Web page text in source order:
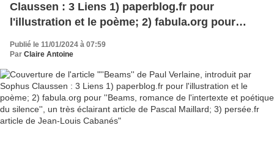
Claussen : 3 Liens 1) paperblog.fr pour
l'illustration et le poème; 2) fabula.org pour
''Beams, romance de l'intertexte et poétique du
silence'', un très éclairant article de Pascal
Cabanés
Publié le 11/01/2024 à 07:59
Par Claire Antoine